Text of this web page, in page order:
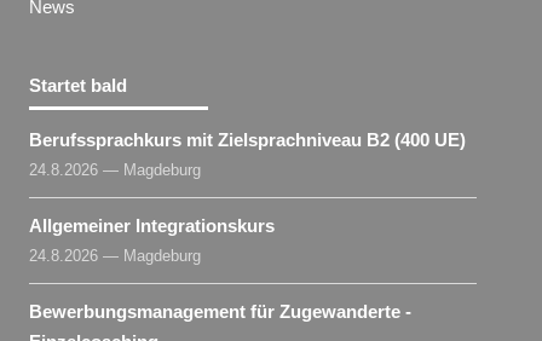
News
Startet bald
Berufssprachkurs mit Zielsprachniveau B2 (400 UE)
24.8.2026 — Magdeburg
Allgemeiner Integrationskurs
24.8.2026 — Magdeburg
Bewerbungsmanagement für Zugewanderte -